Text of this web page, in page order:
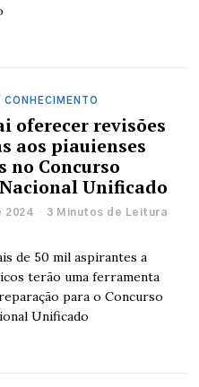
CONHECIMENTO
oferecer revisões
aos piauienses
no Concurso
Unificado
2024 3 Minutos de Leitura
de 50 mil aspirantes a
terão uma ferramenta
para o Concurso
Unificado